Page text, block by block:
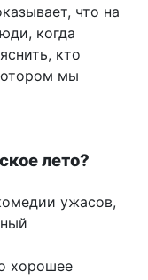
что на
когда
кто
мы
лето?
ужасов,
хорошее